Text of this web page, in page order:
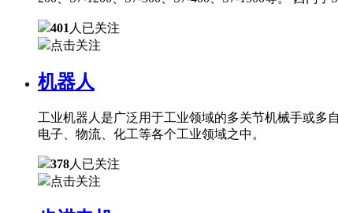
401 人已关注
点击关注
机器人
工业机器人是广泛用于工业领域的多关节机械手或多
电子、物流、化工等各个工业领域之中。
378人已关注
点击关注